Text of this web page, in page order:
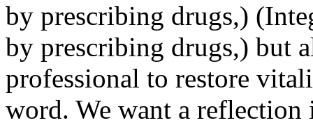
by prescribing drugs,)
by prescribing drugs,) but
professional to restore
word. We want a